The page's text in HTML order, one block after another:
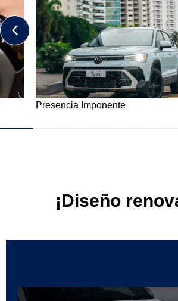
Explore el interior
¡Diseño